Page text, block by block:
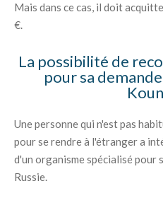
Mais dans ce cas, il doit
€.
La possibilité de
pour sa
Une personne qui n'est pas
pour se rendre à l'étranger a
d'un organisme spécialisé pour
Russie.